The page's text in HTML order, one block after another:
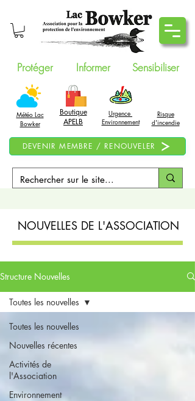
Protéger Informer Sensibiliser
Météo Lac
Bowker
Boutique
APELB
Urgence
Environnement
Risque
d'incendie
DEVENIR MEMBRE / RENOUVELER
NOUVELLES DE L'ASSOCIATION
Structure Nouvelles
Toutes les nouvelles
Nouvelles récentes
Activités de
l'Association
Environnement
Toutes les nouvelles